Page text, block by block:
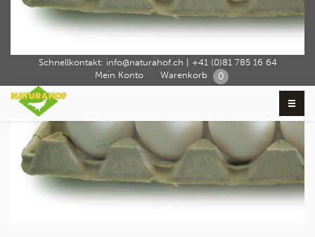
Schnellkontakt: info@naturahof.ch
+41 (0)81 785 16 64
Mein Konto
Warenkorb 0